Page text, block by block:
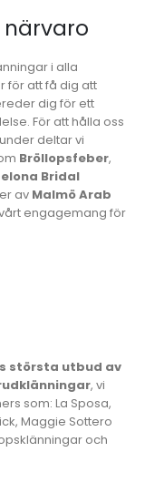
närvaro
i alla
för att få dig att
dig för ett
För att hålla oss
deltar vi
Bröllopsfeber,
Bridal
av Malmö Arab
engagemang för
största utbud av
, vi
som: La Sposa,
Maggie Sottero
och